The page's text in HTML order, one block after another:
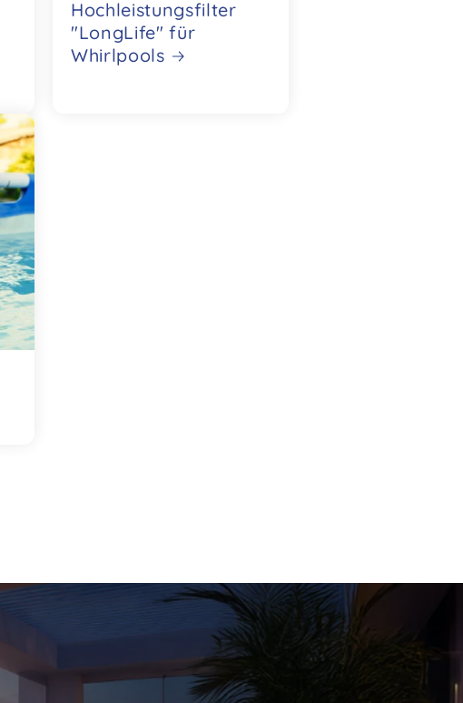
Hochleistungsfilter
"LongLife" für
Whirlpools